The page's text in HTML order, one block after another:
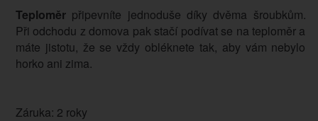
Teploměrpřipevníte jednoduše díky dvěma šroubkům.
Při odchodu z domova pak stačí podívat se na teploměr a
máte jistotu, že se vždy obléknete tak, aby vám nebylo
horko ani zima.
Záruka: 2 roky